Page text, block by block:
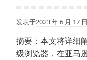
发表于2023 年 6 月 17 日
摘要：本文将详细
级浏览器，在亚马